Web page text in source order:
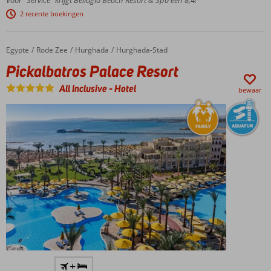
club
kinderen:
Toucan
Kids Club
2 recente boekingen
Home
Egypte Rode Zee Hurghada Hurghada-Stad
Pickalbatros Palace Resort
Pickalbatros Palace Resort
All Inclusive-Hotel bewaar
+